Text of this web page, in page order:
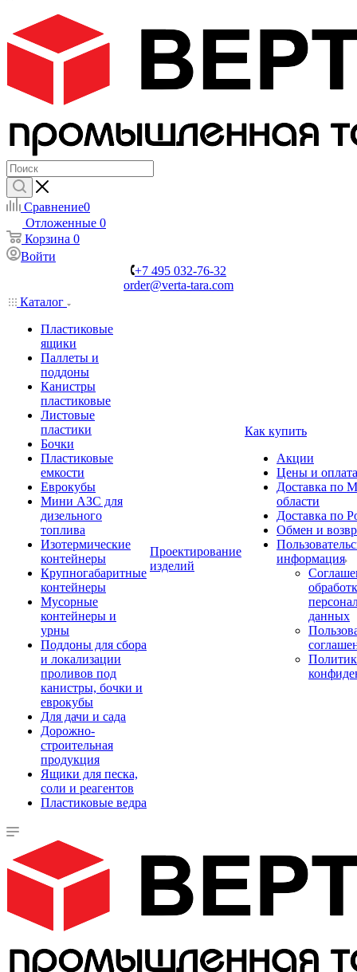
Сравнение0
Отложенные 0
Корзина 0
Войти
+7 495 032-76-32
order@verta-tara.com
Каталог
Пластиковые
ящики
Паллеты и
поддоны
Канистры
пластиковые
Листовые
пластики
Бочки
Пластиковые
емкости
Еврокубы
Мини АЗС для
дизельного
топлива
Изотермические
контейнеры
Крупногабаритные
контейнеры
Мусорные
контейнеры и
урны
Поддоны для сбора
и локализации
проливов под
канистры, бочки и
еврокубы
Для дачи и сада
Дорожно-
строительная
продукция
Ящики для песка,
соли и реагентов
Пластиковые ведра
Проектирование
изделий
Как купить
Акции
Цены и оплата
Доставка по
области
Доставка по
Обмен и
информация
данных